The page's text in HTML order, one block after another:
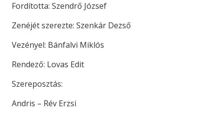
Fordította: Szendrő József
Zenéjét szerezte: Szenkár Dezső
Vezényel: Bánfalvi Miklós
Rendező: Lovas Edit
Szereposztás:
Andris – Rév Erzsi